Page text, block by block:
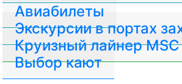
Авиабилеты
Экскурсии в портах
Круизный лайнер
Выбор кают